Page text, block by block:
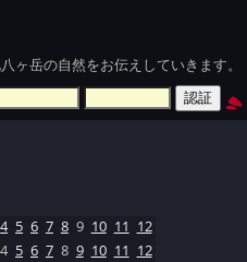
ヶ岳の自然をお伝えしていきます。
4 5 6 7 8 9 10 11 12
4 5 6 7 8 9 10 11 12